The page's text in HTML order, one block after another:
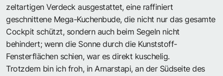
zeltartigen Verdeck ausgestattet, eine raffiniert
geschnittene Mega-Kuchenbude, die nicht nur das gesamte
Cockpit schützt, sondern auch beim Segeln nicht
behindert; wenn die Sonne durch die Kunststoff-
Fensterflächen schien, war es direkt kuschelig.
Trotzdem bin ich froh, in Arnarstapi, an der Südseite des